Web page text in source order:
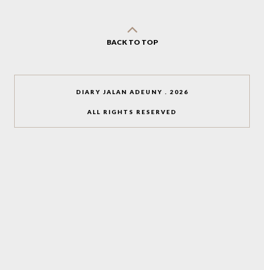
BACK TO TOP
DIARY JALAN ADEUNY 2026
ALL RIGHTS RESERVED